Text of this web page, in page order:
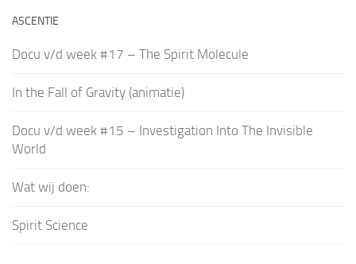
ASCENTIE
Docu v/d week #17 – The Spirit Molecule
In the Fall of Gravity (animatie)
Docu v/d week #15 – Investigation Into The Invisible
World
Wat wij doen:
Spirit Science